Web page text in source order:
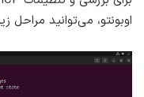
اوبونتو، می‌توانید مراحل